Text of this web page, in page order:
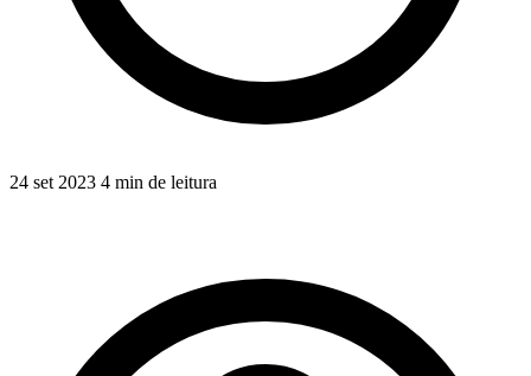
24 set 2023 4 min de leitura